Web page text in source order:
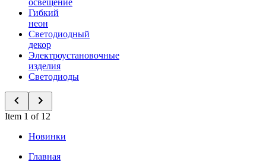
освещение
Гибкий
неон
Светодиодный
декор
Электроустановочные
изделия
Светодиоды
Item 1 of 12
Новинки
Главная